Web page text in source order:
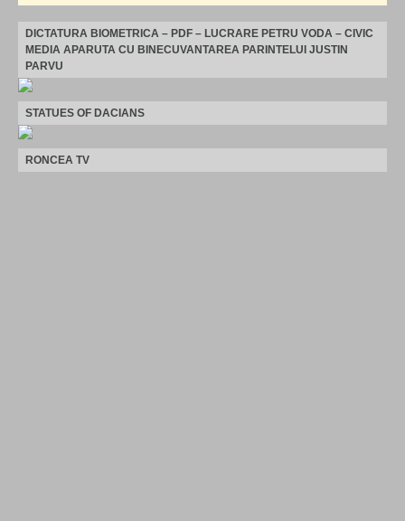
DICTATURA BIOMETRICA – PDF – LUCRARE PETRU VODA – CIVIC
MEDIA APARUTA CU BINECUVANTAREA PARINTELUI JUSTIN
PARVU
STATUES OF DACIANS
RONCEA TV